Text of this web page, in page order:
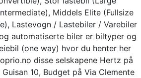
Middels Elite (Fullsize
Lastevogn / Lastebiler / Varebiler
automatiserte biler er biltyper og
(one way) hvor du henter her
disse selskapene Hertz på
10, Budget på Via Clemente